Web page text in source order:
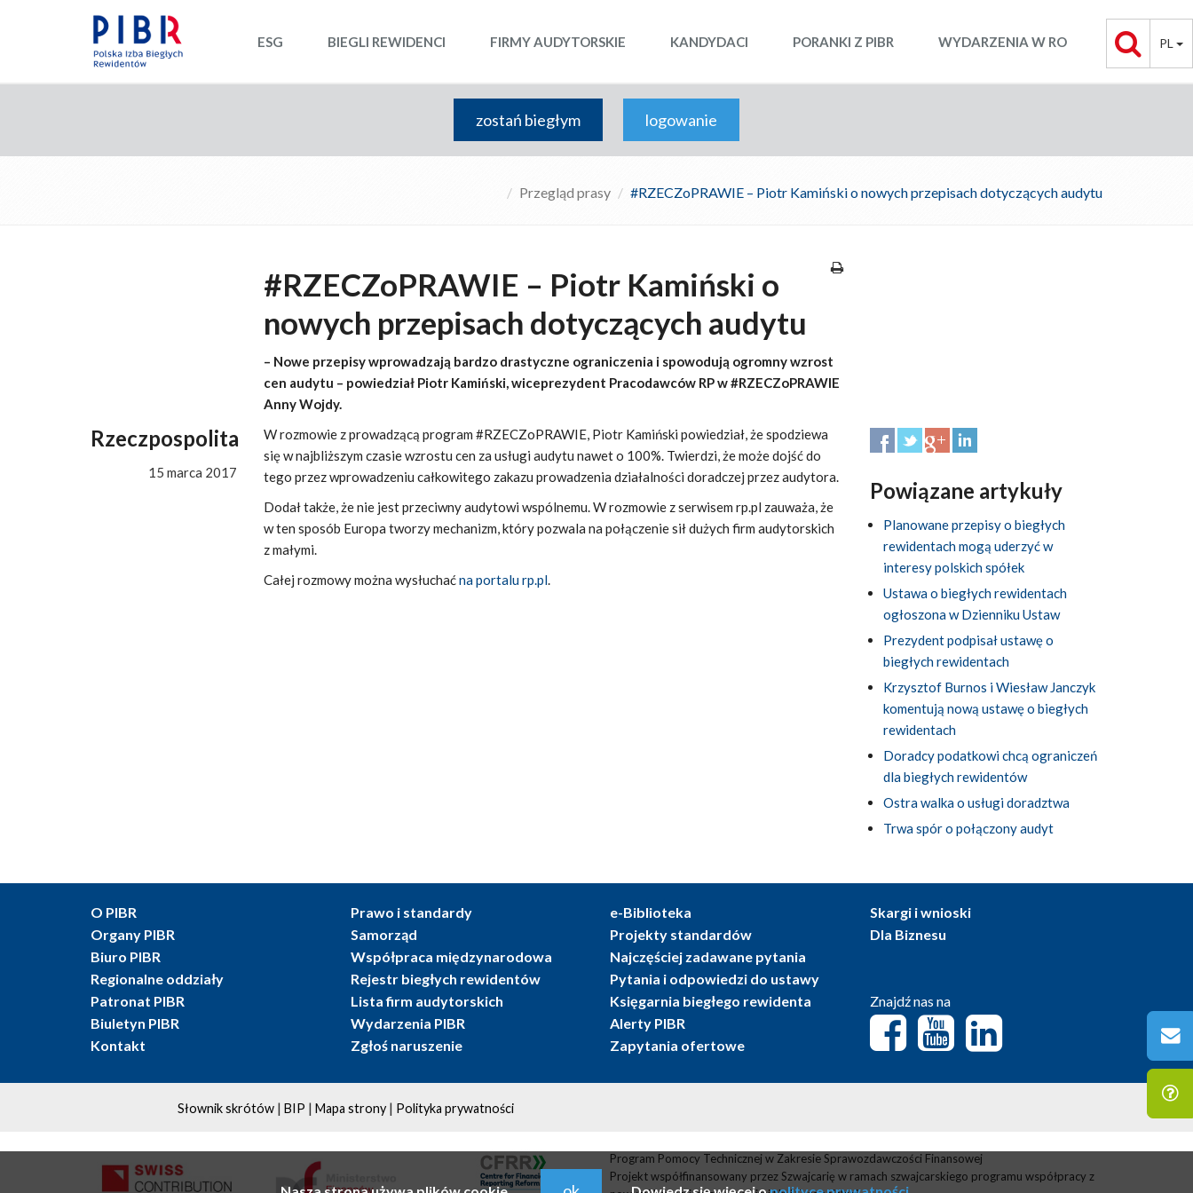
PL
ESG BIEGLI REWIDENCI FIRMY AUDYTORSKIE KANDYDACI PORANKI Z PIBR WYDARZENIA W RO
zostań biegłym logowanie
Przegląd prasy #RZECZoPRAWIE – Piotr Kamiński o nowych przepisach dotyczących audytu
#RZECZoPRAWIE – Piotr Kamiński o
nowych przepisach dotyczących audytu
– Nowe przepisy wprowadzają bardzo drastyczne ograniczenia i spowodują ogromny wzrost
cen audytu – powiedział Piotr Kamiński, wiceprezydent Pracodawców RP w #RZECZoPRAWIE
Anny Wojdy.
Rzeczpospolita
15 marca 2017
W rozmowie z prowadzącą program #RZECZoPRAWIE, Piotr Kamiński powiedział, że spodziewa
się w najbliższym czasie wzrostu cen za usługi audytu nawet o 100%. Twierdzi, że może dojść do
tego przez wprowadzeniu całkowitego zakazu prowadzenia działalności doradczej przez audytora.
Dodał także, że nie jest przeciwny audytowi wspólnemu. W rozmowie z serwisem rp.pl zauważa, że
w ten sposób Europa tworzy mechanizm, który pozwala na połączenie sił dużych firm audytorskich
z małymi.
Całej rozmowy można wysłuchaćna portalu rp.pl.
Powiązane artykuły
Planowane przepisy o biegłych
rewidentach mogą uderzyć w
interesy polskich spółek
Ustawa o biegłych rewidentach
ogłoszona w Dzienniku Ustaw
Prezydent podpisał ustawę o
biegłych rewidentach
Krzysztof Burnos i Wiesław Janczyk
komentują nową ustawę o biegłych
rewidentach
Doradcy podatkowi chcą ograniczeń
dla biegłych rewidentów
Ostra walka o usługi doradztwa
Trwa spór o połączony audyt
O PIBR
Organy PIBR
Biuro PIBR
Regionalne oddziały
Patronat PIBR
Biuletyn PIBR
Kontakt
Prawo i standardy
Samorząd
Współpraca międzynarodowa
Rejestr biegłych rewidentów
Lista firm audytorskich
Wydarzenia PIBR
Zgłoś naruszenie
e-Biblioteka
Projekty standardów
Najczęściej zadawane pytania
Pytania i odpowiedzi do ustawy
Księgarnia biegłego rewidenta
Alerty PIBR
Zapytania ofertowe
Skargi i wnioski
Dla Biznesu
Znajdź nas na
Słownik skrótów| BIP | Mapa strony| Polityka prywatności
Program Pomocy Technicznej w Zakresie Sprawozdawczości Finansowej
Projekt współfinansowany przez Szwajcarię w ramach szwajcarskiego programu współpracy z